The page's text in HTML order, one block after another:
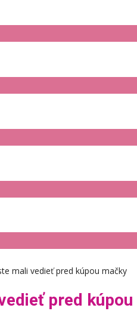
mali vedieť pred kúpou mačky
pred